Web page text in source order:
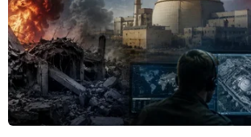
Canada áp dụng biện pháp tự vệ tạm
thời với tủ gỗ và tủ lavabo nhập khẩu
07/08/2026 14:52
Kinh tế Mỹ bất ngờ mất 23.000 việc